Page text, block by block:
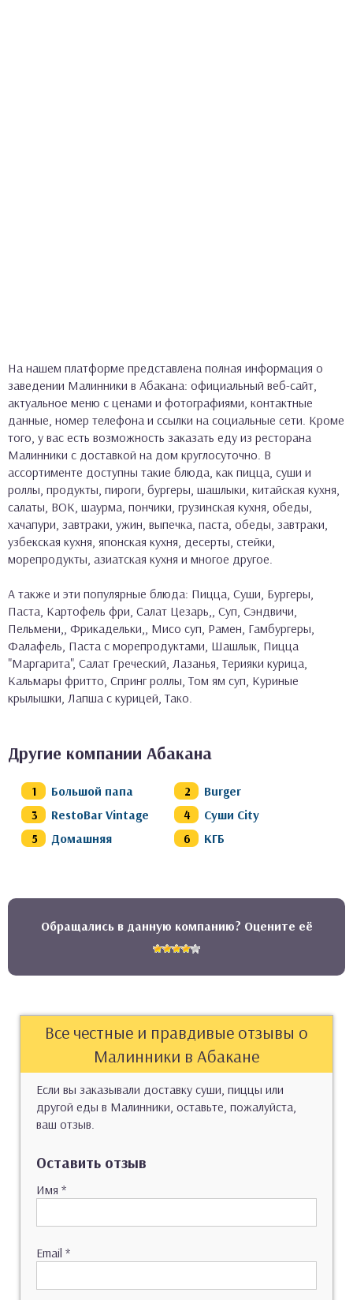
На нашем платформе представлена полная информация о
заведении Малинники в Абакана: официальный веб-сайт,
актуальное меню с ценами и фотографиями, контактные
данные, номер телефона и ссылки на социальные сети. Кроме
того, у вас есть возможность заказать еду из ресторана
Малинники с доставкой на дом круглосуточно. В
ассортименте доступны такие блюда, как пицца, суши и
роллы, продукты, пироги, бургеры, шашлыки, китайская кухня,
салаты, ВОК, шаурма, пончики, грузинская кухня, обеды,
хачапури, завтраки, ужин, выпечка, паста, обеды, завтраки,
узбекская кухня, японская кухня, десерты, стейки,
морепродукты, азиатская кухня и многое другое.
А также и эти популярные блюда: Пицца, Суши, Бургеры,
Паста, Картофель фри, Салат Цезарь,, Суп, Сэндвичи,
Пельмени,, Фрикадельки,, Мисо суп, Рамен, Гамбургеры,
Фалафель, Паста с морепродуктами, Шашлык, Пицца
"Маргарита", Салат Греческий, Лазанья, Терияки курица,
Кальмары фритто, Спринг роллы, Том ям суп, Куриные
крылышки, Лапша с курицей, Тако.
Другие компании Абакана
Большой папа
Burger
RestoBar Vintage
Суши City
Домашняя
КГБ
Обращались в данную компанию? Оцените её
Все честные и правдивые отзывы о
Малинники в Абакане
Если вы заказывали доставку суши, пиццы или
другой еды в Малинники, оставьте, пожалуйста,
ваш отзыв.
Оставить отзыв
Имя *
Email *